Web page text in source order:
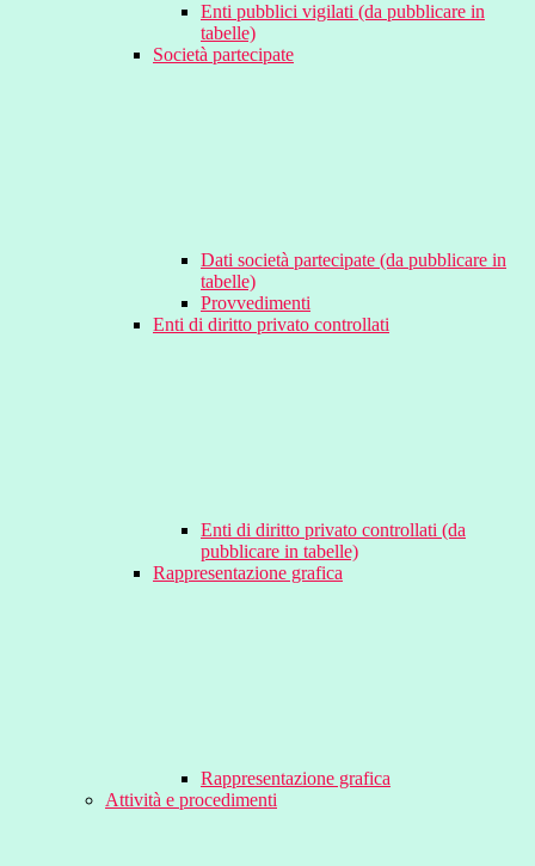
Enti pubblici vigilati (da pubblicare in
tabelle)
Società partecipate
Dati società partecipate (da pubblicare in
tabelle)
Provvedimenti
Enti di diritto privato controllati
Enti di diritto privato controllati (da
pubblicare in tabelle)
Rappresentazione grafica
Rappresentazione grafica
Attività e procedimenti